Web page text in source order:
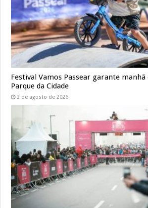
Festival Vamos Passear garante manhã
Parque da Cidade
2 de agosto de 2026